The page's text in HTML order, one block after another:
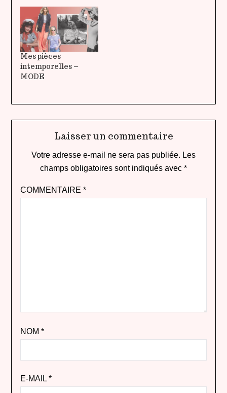
Mes pièces
intemporelles –
MODE
Laisser un commentaire
Votre adresse e-mail ne sera pas publiée. Les
champs obligatoires sont indiqués avec *
COMMENTAIRE *
NOM *
E-MAIL *